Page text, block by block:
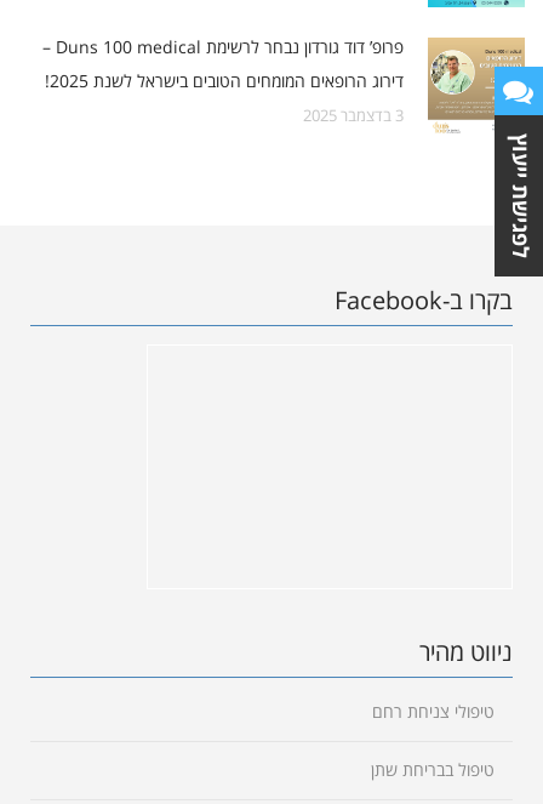
פרופ’ דוד גורדון נבחר לרשימת Duns 100 medical –
דירוג הרופאים המומחים הטובים בישראל לשנת 2025!
3 בדצמבר 2025
בקרו ב-Facebook
ניווט מהיר
טיפולי צניחת רחם
טיפול בבריחת שתן
לפגישת ייעוץ